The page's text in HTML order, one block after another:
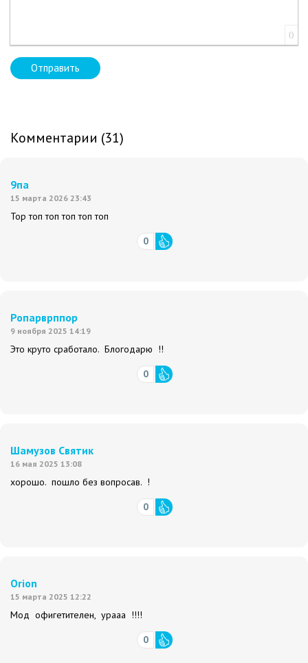
0
Отправить
Комментарии (31)
9па
15 марта 2026 23:43
Top топ топ топ топ топ
0
Ропарврппор
9 ноября 2025 14:19
Это круто сработало. Блогодарю !!
0
Шамузов Святик
16 мая 2025 13:08
хорошо. пошло без вопросав. !
0
Orion
15 марта 2025 12:22
Мод офигетителен, урааа !!!!
0